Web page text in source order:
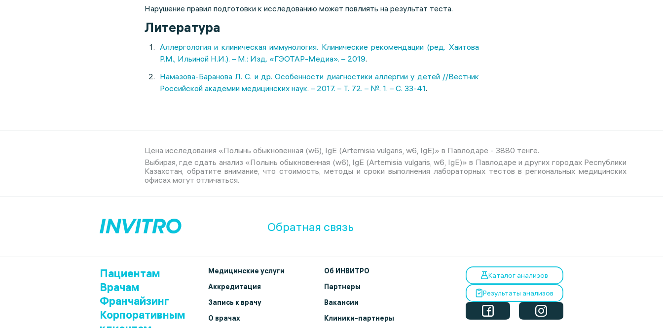
Нарушение правил подготовки к исследованию может повлиять на результат теста.
Литература
Аллергология и клиническая иммунология. Клинические рекомендации (ред. Хаитова
Р.М., Ильиной Н.И.). – М.: Изд. «ГЭОТАР-Медиа». – 2019.
Намазова-Баранова Л. С. и др. Особенности диагностики аллергии у детей //Вестник
Российской академии медицинских наук. – 2017. – Т. 72. – №. 1. – С. 33-41.
Цена исследования «Полынь обыкновенная (w6), IgE (Artemisia vulgaris, w6, IgE)» в Павлодаре - 3880 тенге.
Выбирая, где сдать анализ «Полынь обыкновенная (w6), IgE (Artemisia vulgaris, w6, IgE)» в Павлодаре и других городах Республики
Казахстан, обратите внимание, что стоимость, методы и сроки выполнения лабораторных тестов в региональных медицинских
офисах могут отличаться.
Обратная связь
Пациентам
Врачам
Франчайзинг
Корпоративным
Медицинские услуги
Аккредитация
Запись к врачу
О врачах
Об ИНВИТРО
Партнеры
Вакансии
Клиники-партнеры
Каталог анализов
Результаты анализов